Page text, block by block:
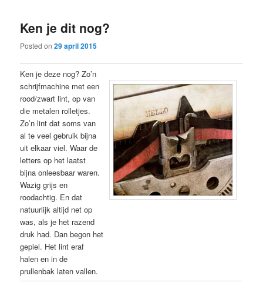
Ken je dit nog?
Posted on29 april 2015
Ken je deze nog? Zo’n
schrijfmachine met een
rood/zwart lint, op van
die metalen rolletjes.
Zo’n lint dat soms van
al te veel gebruik bijna
uit elkaar viel. Waar de
letters op het laatst
bijna onleesbaar waren.
Wazig grijs en
roodachtig. En dat
natuurlijk altijd net op
was, als je het razend
druk had. Dan begon het
gepiel. Het lint eraf
halen en in de
prullenbak laten vallen.